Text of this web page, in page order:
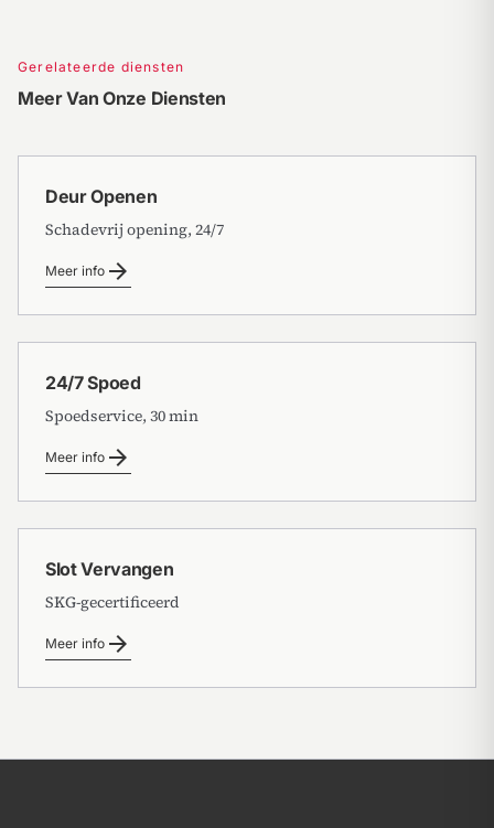
Gerelateerde diensten
Meer Van Onze Diensten
Deur Openen
Schadevrij opening, 24/7
Meer info arrow_forward
24/7 Spoed
Spoedservice, 30 min
Meer info arrow_forward
Slot Vervangen
SKG-gecertificeerd
Meer info arrow_forward